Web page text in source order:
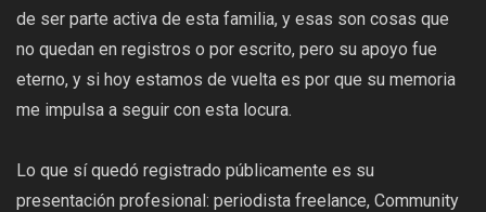
de ser parte activa de esta familia, y esas son cosas que
no quedan en registros o por escrito, pero su apoyo fue
eterno, y si hoy estamos de vuelta es por que su memoria
me impulsa a seguir con esta locura.
Lo que sí quedó registrado públicamente es su
presentación profesional: periodista freelance, Community